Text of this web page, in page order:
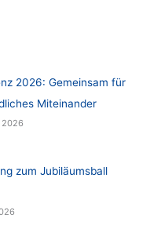
2026: Gemeinsam für
Miteinander
2026
zum Jubiläumsball